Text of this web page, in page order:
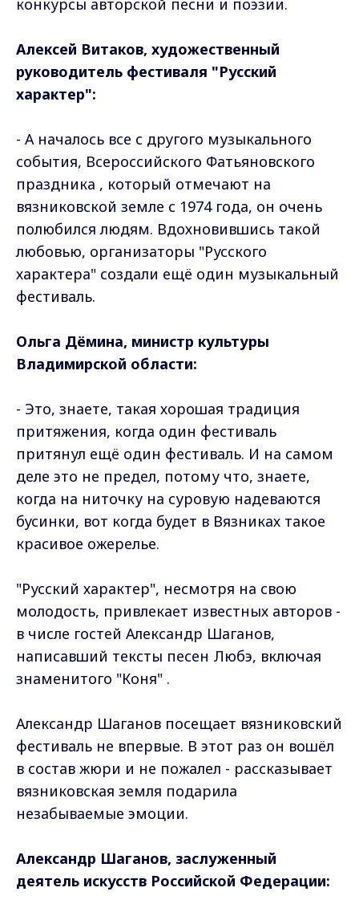
Алексей Витаков, художественный
руководитель фестиваля "Русский
характер":
- А началось все с другого музыкального
события, Всероссийского Фатьяновского
праздника , который отмечают на
вязниковской земле с 1974 года, он очень
полюбился людям. Вдохновившись такой
любовью, организаторы "Русского
характера" создали ещё один музыкальный
фестиваль.
Ольга Дёмина, министр культуры
Владимирской области:
- Это, знаете, такая хорошая традиция
притяжения, когда один фестиваль
притянул ещё один фестиваль. И на самом
деле это не предел, потому что, знаете,
когда на ниточку на суровую надеваются
бусинки, вот когда будет в Вязниках такое
красивое ожерелье.
"Русский характер", несмотря на свою
молодость, привлекает известных авторов -
в числе гостей Александр Шаганов,
написавший тексты песен Любэ, включая
знаменитого "Коня" .
Александр Шаганов посещает вязниковский
фестиваль не впервые. В этот раз он вошёл
в состав жюри и не пожалел - рассказывает
вязниковская земля подарила
незабываемые эмоции.
Александр Шаганов, заслуженный
деятель искусств Российской Федерации: